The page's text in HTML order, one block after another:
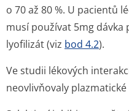
o 70 až 80 %. U pacientů
musí používat 5mg
lyofilizát (viz bod 4.2).
Ve studii lékových
neovlivňovaly